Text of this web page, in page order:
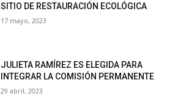
SITIO DE RESTAURACIÓN ECOLÓGICA
17 mayo, 2023
JULIETA RAMÍREZ ES ELEGIDA PARA
INTEGRAR LA COMISIÓN PERMANENTE
29 abril, 2023